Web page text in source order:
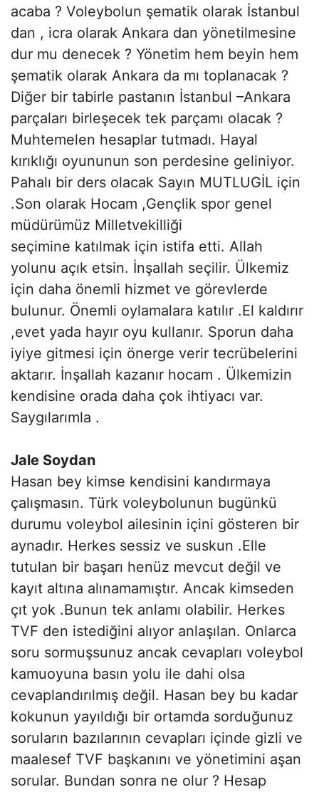
acaba ? Voleybolun şematik olarak İstanbul
dan , icra olarak Ankara dan yönetilmesine
dur mu denecek ? Yönetim hem beyin hem
şematik olarak Ankara da mı toplanacak ?
Diğer bir tabirle pastanın İstanbul –Ankara
parçaları birleşecek tek parçamı olacak ?
Muhtemelen hesaplar tutmadı. Hayal
kırıklığı oyununun son perdesine geliniyor.
Pahalı bir ders olacak Sayın MUTLUGİL için
.Son olarak Hocam ,Gençlik spor genel
müdürümüz Milletvekilliği
seçimine katılmak için istifa etti. Allah
yolunu açık etsin. İnşallah seçilir. Ülkemiz
için daha önemli hizmet ve görevlerde
bulunur. Önemli oylamalara katılır .El kaldırır
,evet yada hayır oyu kullanır. Sporun daha
iyiye gitmesi için önerge verir tecrübelerini
aktarır. İnşallah kazanır hocam . Ülkemizin
kendisine orada daha çok ihtiyacı var.
Saygılarımla .
Jale Soydan
Hasan bey kimse kendisini kandırmaya
çalışmasın. Türk voleybolunun bugünkü
durumu voleybol ailesinin içini gösteren bir
aynadır. Herkes sessiz ve suskun .Elle
tutulan bir başarı henüz mevcut değil ve
kayıt altına alınamamıştır. Ancak kimseden
çıt yok .Bunun tek anlamı olabilir. Herkes
TVF den istediğini alıyor anlaşılan. Onlarca
soru sormuşsunuz ancak cevapları voleybol
kamuoyuna basın yolu ile dahi olsa
cevaplandırılmış değil. Hasan bey bu kadar
kokunun yayıldığı bir ortamda sorduğunuz
soruların bazılarının cevapları içinde gizli ve
maalesef TVF başkanını ve yönetimini aşan
sorular. Bundan sonra ne olur ? Hesap